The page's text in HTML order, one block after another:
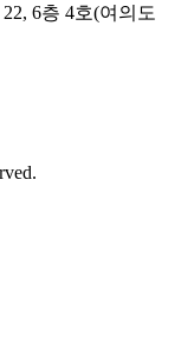
6층 4호(여의도